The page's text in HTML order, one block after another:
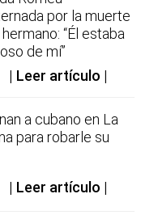
por la muerte
“Él estaba
de mí”
Leer artículo
a cubano en La
para robarle su
Leer artículo